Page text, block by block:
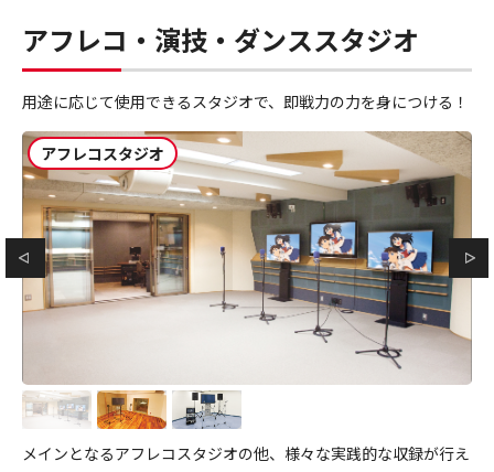
アフレコ・演技・ダンススタジオ
用途に応じて使用できるスタジオで、即戦力の力を身につける！
アフレコスタジオ
メインとなるアフレコスタジオの他、様々な実践的な収録が行え